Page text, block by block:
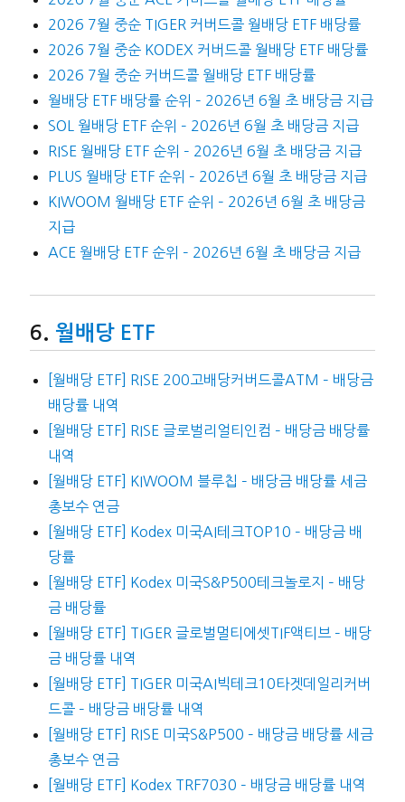
2026 7월 중순 TIGER 커버드콜 월배당 ETF 배당률
2026 7월 중순 KODEX 커버드콜 월배당 ETF 배당률
2026 7월 중순 커버드콜 월배당 ETF 배당률
월배당 ETF 배당률 순위 – 2026년 6월 초 배당금 지급
SOL 월배당 ETF 순위 – 2026년 6월 초 배당금 지급
RISE 월배당 ETF 순위 – 2026년 6월 초 배당금 지급
PLUS 월배당 ETF 순위 – 2026년 6월 초 배당금 지급
KIWOOM 월배당 ETF 순위 – 2026년 6월 초 배당금
지급
ACE 월배당 ETF 순위 – 2026년 6월 초 배당금 지급
월배당 ETF
[월배당 ETF] RISE 200고배당커버드콜ATM – 배당금
배당률 내역
[월배당 ETF] RISE 글로벌리얼티인컴 – 배당금 배당률
내역
[월배당 ETF] KIWOOM 블루칩 – 배당금 배당률 세금
총보수 연금
[월배당 ETF] Kodex 미국AI테크TOP10 – 배당금 배
당률
[월배당 ETF] Kodex 미국S&P500테크놀로지 – 배당
금 배당률
[월배당 ETF] TIGER 글로벌멀티에셋TIF액티브 – 배당
금 배당률 내역
[월배당 ETF] TIGER 미국AI빅테크10타겟데일리커버
드콜 – 배당금 배당률 내역
[월배당 ETF] RISE 미국S&P500 – 배당금 배당률 세금
총보수 연금
[월배당 ETF] Kodex TRF7030 – 배당금 배당률 내역